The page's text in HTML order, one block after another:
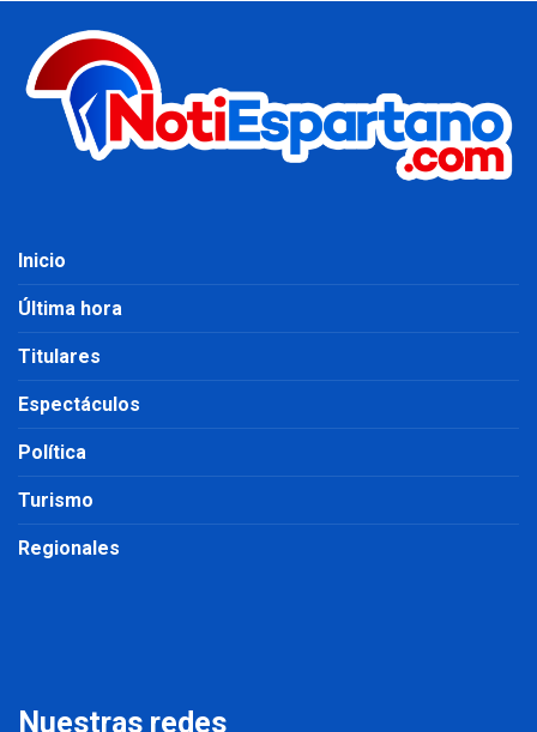
Inicio
Última hora
Titulares
Espectáculos
Política
Turismo
Regionales
Nuestras redes